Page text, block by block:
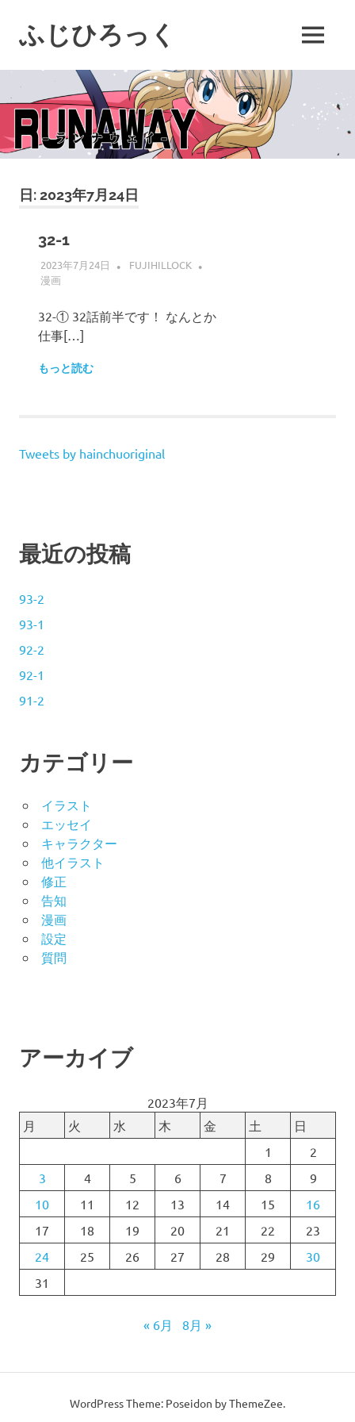
ン
へ
キ
ッ
ふじひろっく MENU
日:2023年7月24日
32-1
2023年7月24日
FUJIHILLOCK
漫画
32-① 32話前半です！ なんとか
仕事[…]
もっと読む
Tweets by hainchuoriginal
最近の投稿
93-2
93-1
92-2
92-1
91-2
カテゴリー
イラスト
エッセイ
キャラクター
他イラスト
修正
告知
漫画
設定
質問
アーカイブ
2023年7月
月
火 水 木 金 土
日
1
2
3
4 5 6 7 8
9
10
11 12 13 14 15
16
17
18 19 20 21 22
23
24
25 26 27 28 29
30
31
« 6月 8月 »
WordPress Theme: Poseidon by ThemeZee.